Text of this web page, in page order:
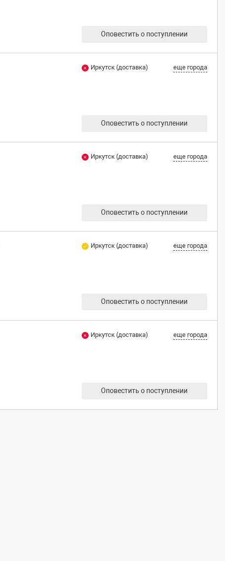
Оповестить о поступлении
Иркутск (доставка) еще города
Оповестить о поступлении
Иркутск (доставка) еще города
Оповестить о поступлении
Иркутск (доставка) еще города
Оповестить о поступлении
Иркутск (доставка) еще города
Оповестить о поступлении